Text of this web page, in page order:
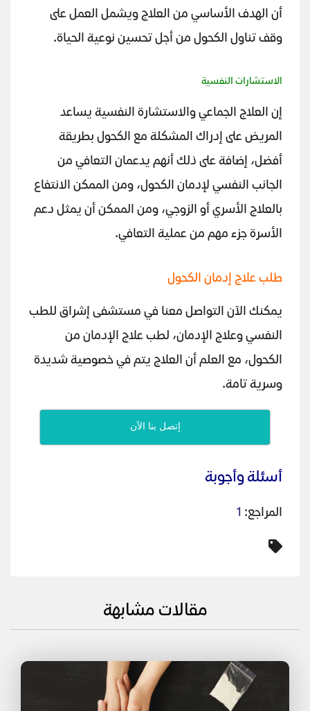
أن الهدف الأساسي من العلاج ويشمل العمل على
وقف تناول الكحول من أجل تحسين نوعية الحياة.
الاستشارات النفسية
إن العلاج الجماعي والاستشارة النفسية يساعد
المريض على إدراك المشكلة مع الكحول بطريقة
أفضل، إضافة على ذلك أنهم يدعمان التعافي من
الجانب النفسي لإدمان الكحول، ومن الممكن الانتفاع
بالعلاج الأسري أو الزوجي، ومن الممكن أن يمثل دعم
الأسرة جزء مهم من عملية التعافي.
طلب علاج إدمان الكحول
يمكنك الآن التواصل معنا في مستشفى إشراق للطب
النفسي وعلاج الإدمان، لطب علاج الإدمان من
الكحول، مع العلم أن العلاج يتم في خصوصية شديدة
وسرية تامة.
إتصل بنا الآن
أسئلة وأجوبة
المراجع: 1
مقالات مشابهة